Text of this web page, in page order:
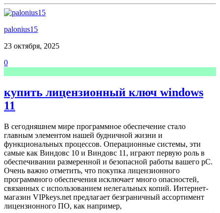
palonius15
23 октября, 2025
0
купить лицензионный ключ windows
11
В сегодняшнем мире программное обеспечение стало
главным элементом нашей будничной жизни и
функциональных процессов. Операционные системы, эти
самые как Виндовс 10 и Виндовс 11, играют первую роль в
обеспечивании размеренной и безопасной работы вашего pC.
Очень важно отметить, что покупка лицензионного
программного обеспечения исключает много опасностей,
связанных с использованием нелегальных копий. Интернет-
магазин VIPkeys.net предлагает безграничный ассортимент
лицензионного ПО, как например,